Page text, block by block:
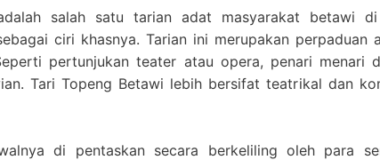
salah satu tarian adat masyarakat betawi di
ciri khasnya. Tarian ini merupakan perpaduan
pertunjukan teater atau opera, penari menari
Tari Topeng Betawi lebih bersifat teatrikal dan
di pentaskan secara berkeliling oleh para